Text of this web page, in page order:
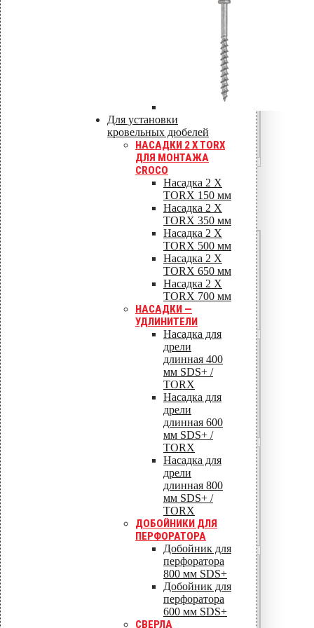
Для установки
кровельных дюбелей
НАСАДКИ 2 X TORX
ДЛЯ МОНТАЖА
CROCO
Насадка 2 X
TORX 150 мм
Насадка 2 X
TORX 350 мм
Насадка 2 X
TORX 500 мм
Насадка 2 X
TORX 650 мм
Насадка 2 X
TORX 700 мм
НАСАДКИ —
УДЛИНИТЕЛИ
Насадка для
дрели
длинная 400
мм SDS+ /
TORX
Насадка для
дрели
длинная 600
мм SDS+ /
TORX
Насадка для
дрели
длинная 800
мм SDS+ /
TORX
ДОБОЙНИКИ ДЛЯ
ПЕРФОРАТОРА
Добойник для
перфоратора
800 мм SDS+
Добойник для
перфоратора
600 мм SDS+
СВЕРЛА
1,60
1,25
3. Схемы расстановки
винтов
Угловая (краевая) — нижние 5 м
По каждому прогону
Угловая (краевая) — выше 5 м
По каждому прогону
Рядовая — нижние 5 м
По каждому прогону
Рядовая — выше 5 м
По каждому прогону